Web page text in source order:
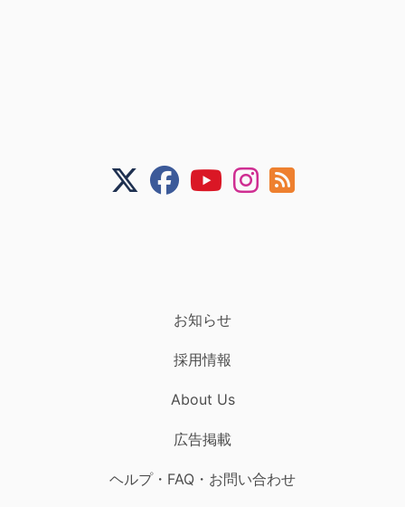
お知らせ
採用情報
About Us
広告掲載
ヘルプ・FAQ・お問い合わせ